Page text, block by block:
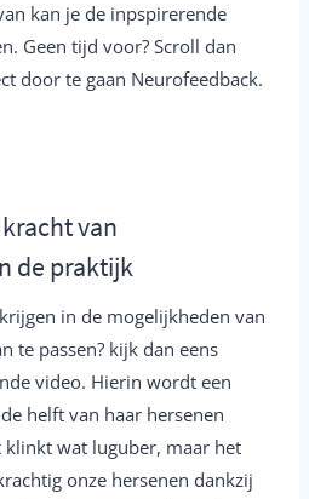
kan je de inpspirerende
Geen tijd voor? Scroll dan
door te gaan Neurofeedback.
van
de praktijk
in de mogelijkheden van
te passen? kijk dan eens
video. Hierin wordt een
helft van haar hersenen
wat luguber, maar het
onze hersenen dankzij